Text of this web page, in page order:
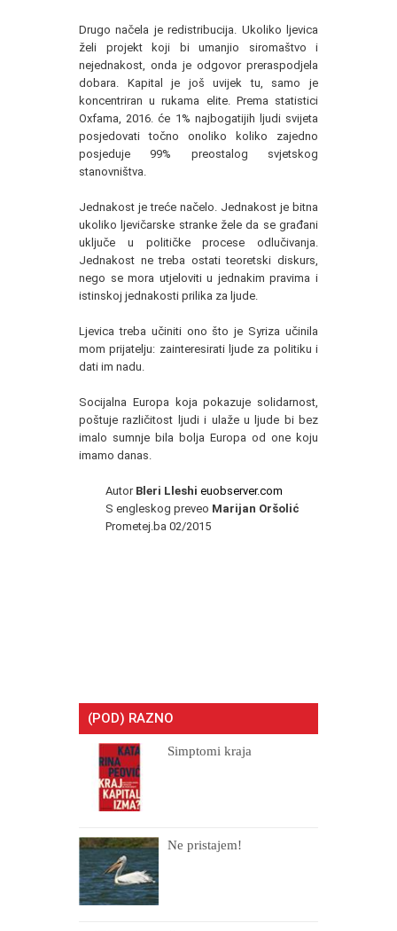
Drugo načela je redistribucija. Ukoliko ljevica
želi projekt koji bi umanjio siromaštvo i
nejednakost, onda je odgovor preraspodjela
dobara. Kapital je još uvijek tu, samo je
koncentriran u rukama elite. Prema statistici
Oxfama, 2016. će 1% najbogatijih ljudi svijeta
posjedovati točno onoliko koliko zajedno
posjeduje 99% preostalog svjetskog
stanovništva.
Jednakost je treće načelo. Jednakost je bitna
ukoliko ljevičarske stranke žele da se građani
uključe u političke procese odlučivanja.
Jednakost ne treba ostati teoretski diskurs,
nego se mora utjeloviti u jednakim pravima i
istinskoj jednakosti prilika za ljude.
Ljevica treba učiniti ono što je Syriza učinila
mom prijatelju: zainteresirati ljude za politiku i
dati im nadu.
Socijalna Europa koja pokazuje solidarnost,
poštuje različitost ljudi i ulaže u ljude bi bez
imalo sumnje bila bolja Europa od one koju
imamo danas.
Autor Bleri Lleshi euobserver.com
S engleskog preveo Marijan Oršolić
Prometej.ba 02/2015
(POD) RAZNO
Simptomi kraja
Ne pristajem!